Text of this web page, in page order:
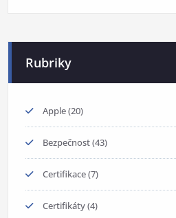
Rubriky
Apple(20)
Bezpečnost(43)
Certifikace(7)
Certifikáty(4)